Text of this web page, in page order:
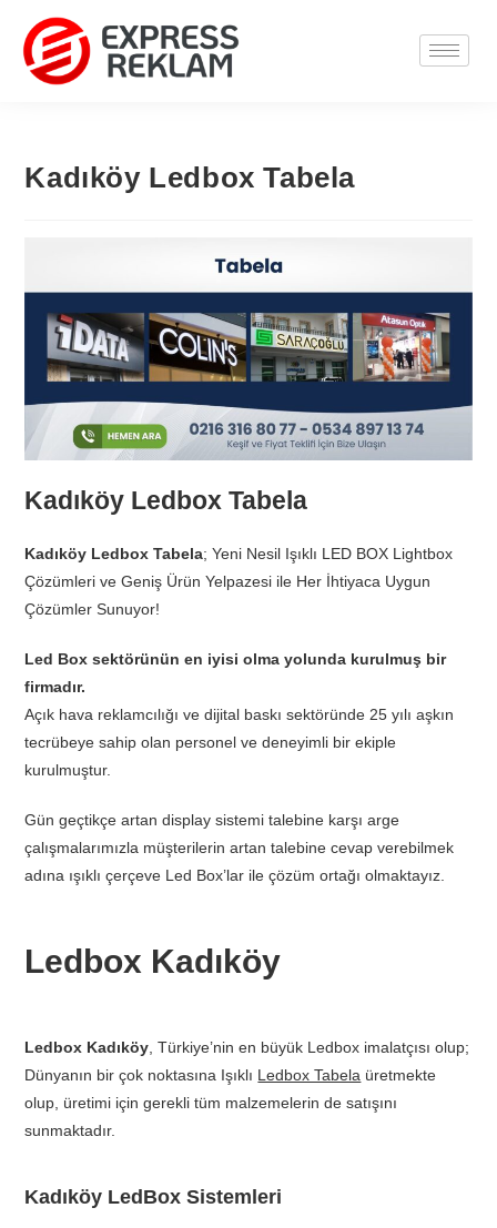
Kadıköy Ledbox Tabela
Kadıköy Ledbox Tabela
Kadıköy Ledbox Tabela; Yeni Nesil Işıklı LED BOX Lightbox
Çözümleri ve Geniş Ürün Yelpazesi ile Her İhtiyaca Uygun
Çözümler Sunuyor!
Led Box sektörünün en iyisi olma yolunda kurulmuş bir
firmadır.
Açık hava reklamcılığı ve dijital baskı sektöründe 25 yılı aşkın
tecrübeye sahip olan personel ve deneyimli bir ekiple
kurulmuştur.
Gün geçtikçe artan display sistemi talebine karşı arge
çalışmalarımızla müşterilerin artan talebine cevap verebilmek
adına ışıklı çerçeve Led Box’lar ile çözüm ortağı olmaktayız.
Ledbox Kadıköy
Ledbox Kadıköy , Türkiye’nin en büyük Ledbox imalatçısı olup;
Dünyanın bir çok noktasına Işıklı Ledbox Tabela üretmekte
olup, üretimi için gerekli tüm malzemelerin de satışını
sunmaktadır.
Kadıköy LedBox Sistemleri